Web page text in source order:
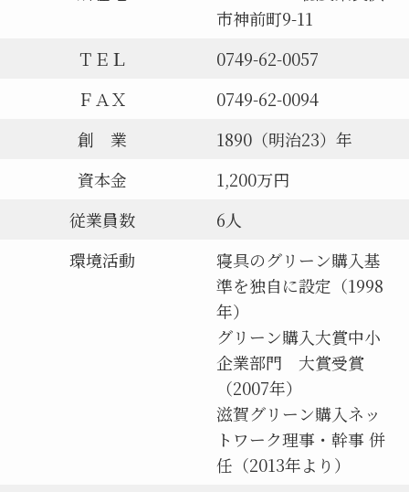
市神前町9-11
ＴＥＬ
0749-62-0057
ＦＡＸ
0749-62-0094
創 業
1890（明治23）年
資本金
1,200万円
従業員数
6人
環境活動
寝具のグリーン購入基
準を独自に設定（1998
年）
グリーン購入大賞中小
企業部門 大賞受賞
（2007年）
滋賀グリーン購入ネッ
トワーク理事・幹事 併
任（2013年より）